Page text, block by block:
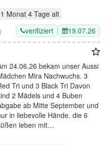
1 Monat 4 Tage alt
verifiziert 19.07.26
24.06.26 bekam unser Aussi
Mira Nachwuchs. 3
Tri und 3 Black Tri Davon
2 Mädels und 4 Buben
ab Mitte September und
in liebevolle Hände. die 6
leben mit…